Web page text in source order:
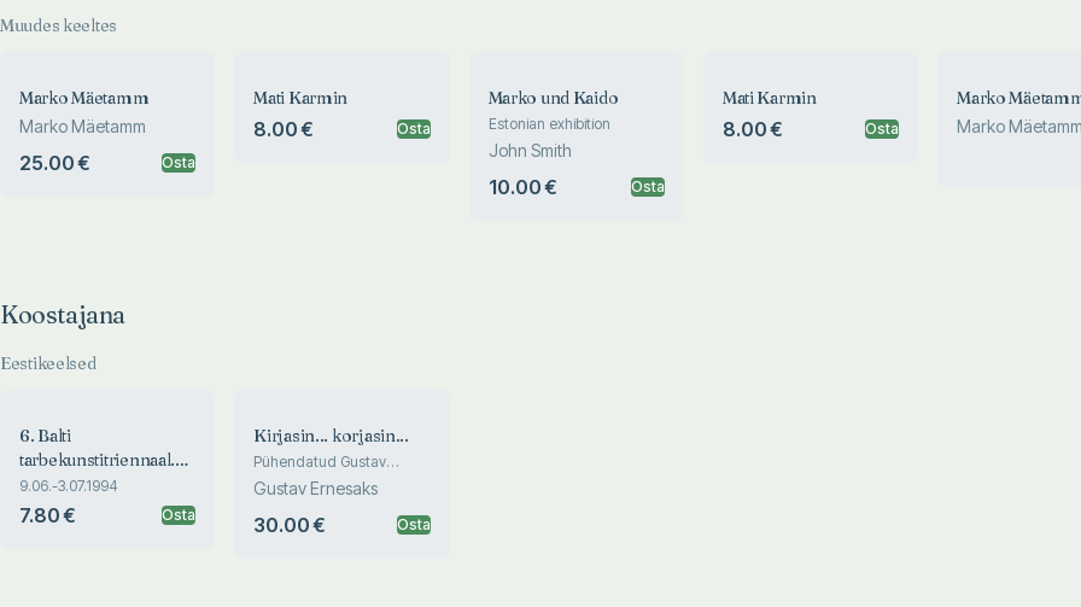
Muudes keeltes
Marko Mäetamm
Marko Mäetamm
25.00 € Osta
Mati Karmin
8.00 € Osta
Marko und Kaido
Estonian exhibition
John Smith
10.00 € Osta
Mati Karmin
8.00 € Osta
Marko
Marko Mäetamm
Koostajana
Eestikeelsed
6. Balti
tarbekunstitriennaal.
6th Baltic Art and
Crafts Triennial
9.06.-3.07.1994
7.80 € Osta
Kirjasin... korjasin...
Pühendatud Gustav
Ernesaksa 70. juubelile.
Küsimused ja vastused on
pärit raamatust «Suu
laulab, süda muretseb»
Gustav Ernesaks
30.00 € Osta